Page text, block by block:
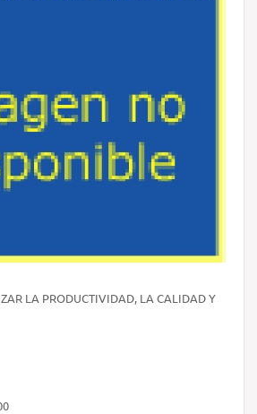
LA PRODUCTIVIDAD, LA CALIDAD Y